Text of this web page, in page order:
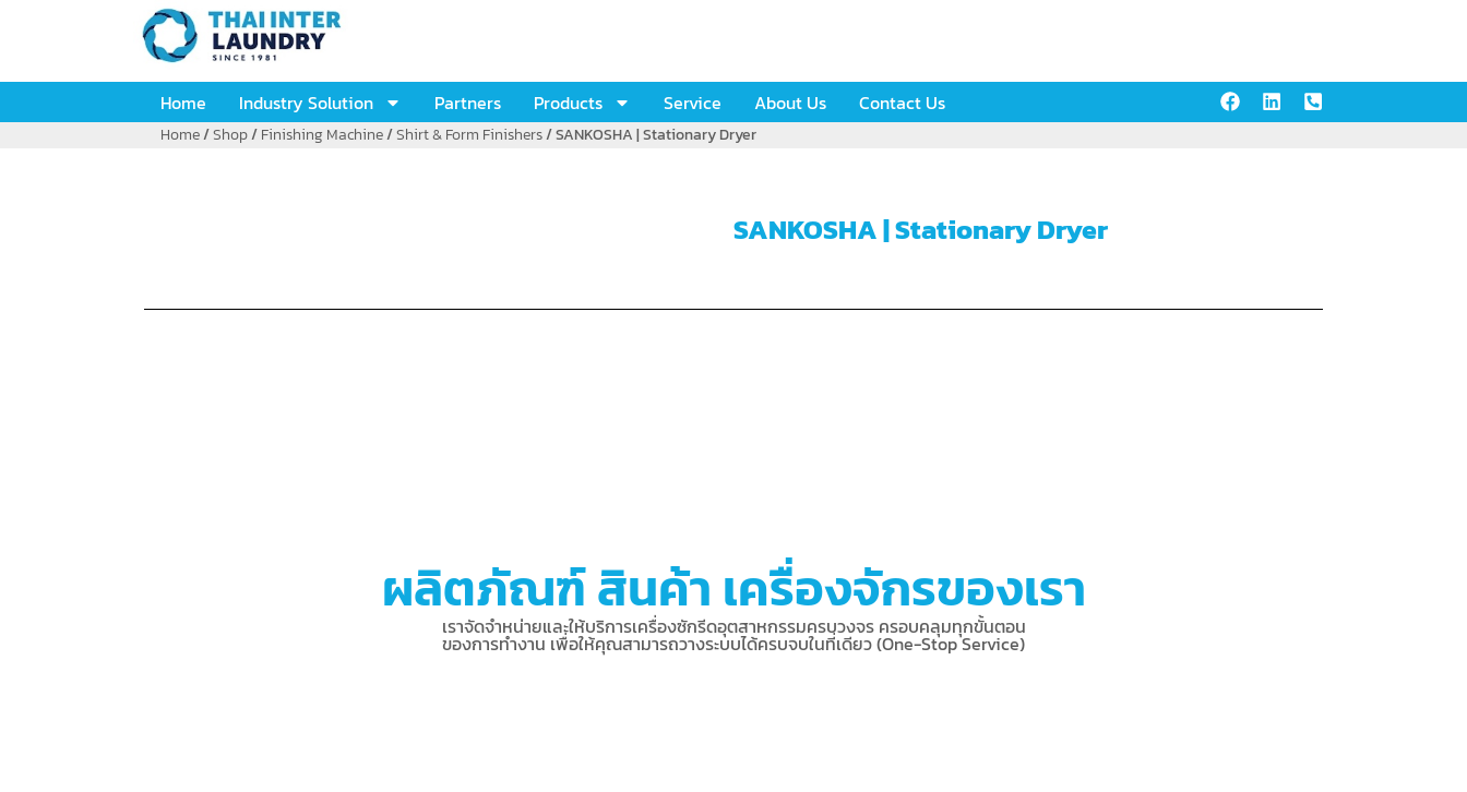
Home Industry Solution Partners Products Service About Us Contact Us
Home/Shop/Finishing Machine/Shirt & Form Finishers/ SANKOSHA | Stationary Dryer
SANKOSHA | Stationary Dryer
ผลิตภัณฑ์ สินค้า เครื่องจักรของเรา
เราจัดจำหน่ายและให้บริการเครื่องซักรีดอุตสาหกรรมครบวงจร ครอบคลุมทุกขั้นตอน
ของการทำงาน เพื่อให้คุณสามารถวางระบบได้ครบจบในที่เดียว (One-Stop Service)